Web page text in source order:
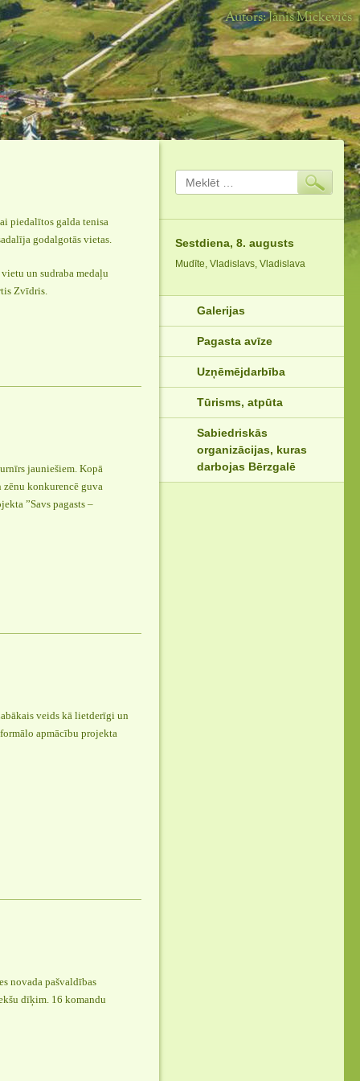
Autors: Jānis Mickevičs
Meklēt:
Sestdiena, 8. augusts
Mudīte, Vladislavs, Vladislava
Galerijas
Pagasta avīze
Uzņēmējdarbība
Tūrisms, atpūta
Sabiedriskās
organizācijas, kuras
darbojas Bērzgalē
piedalītos galda tenisa
godalgotās vietas.
un sudraba medaļu
Zvīdris.
jauniešiem. Kopā
zēnu konkurencē guva
”Savs pagasts –
veids kā lietderīgi un
apmācību projekta
novada pašvaldības
dīķim. 16 komandu